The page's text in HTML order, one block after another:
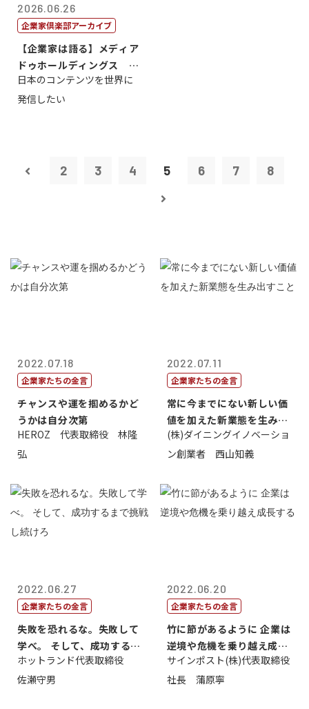
2026.06.26
企業家倶楽部アーカイブ
【企業家は語る】メディア
ドゥホールディングス 代
表取締役社長...
日本のコンテンツを世界に
発信したい
2 3 4 5 6 7 8
2022.07.18
企業家たちの金言
チャンスや運を掴めるかど
うかは自分次第
HEROZ 代表取締役 林隆
弘
2022.07.11
企業家たちの金言
常に今までにない新しい価
値を加えた新業態を生み出
すこと
(株)ダイニングイノベーショ
ン創業者 西山知義
2022.06.27
企業家たちの金言
失敗を恐れるな。失敗して
学べ。 そして、成功するま
で挑戦し続...
ホットランド代表取締役
佐瀬守男
2022.06.20
企業家たちの金言
竹に節があるように 企業は
逆境や危機を乗り越え成長
する
サインポスト(株)代表取締役
社長 蒲原寧